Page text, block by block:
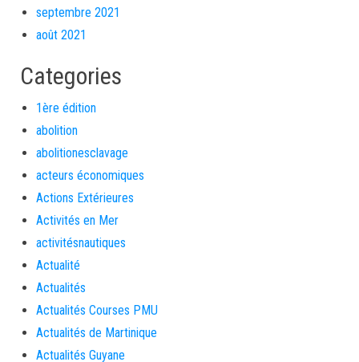
septembre 2021
août 2021
Categories
1ère édition
abolition
abolitionesclavage
acteurs économiques
Actions Extérieures
Activités en Mer
activitésnautiques
Actualité
Actualités
Actualités Courses PMU
Actualités de Martinique
Actualités Guyane